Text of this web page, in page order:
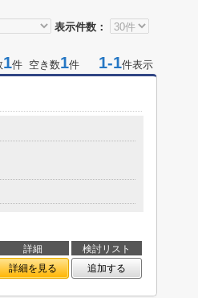
表示件数：
1件 空き数1件 1-1件表示
詳細
検討リスト
詳細を見る 追加する